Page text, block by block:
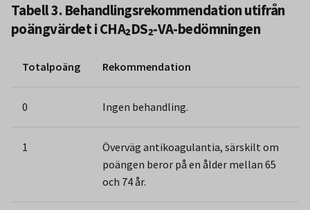
Tabell 3. Behandlingsrekommendation utifrån
poängvärdet i CHA₂DS₂-VA-bedömningen
Totalpoäng Rekommendation
0 Ingen behandling.
1
Överväg antikoagulantia, särskilt om
poängen beror på en ålder mellan 65
och 74 år.